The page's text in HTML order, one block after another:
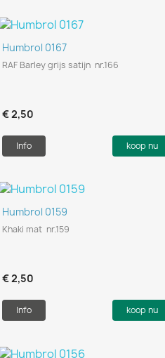
Snel bekijken
Humbrol 0167
RAF Barley grijs satijn nr.166
€ 2,50
Info koop nu
Snel bekijken
Humbrol 0159
Khaki mat nr.159
€ 2,50
Info koop nu